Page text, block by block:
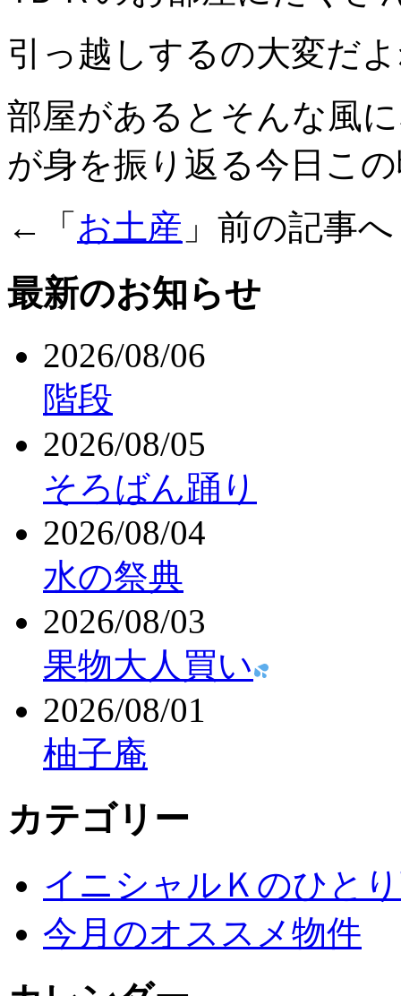
引っ越しするの大変だ
部屋があるとそんな風
が身を振り返る今日こ
←「 お土産 」前の記
最新のお知らせ
2026/08/06
階段
2026/08/05
そろばん踊り
2026/08/04
水の祭典
2026/08/03
果物大人買い
2026/08/01
柚子庵
カテゴリー
イニシャルＫのひと
今月のオススメ物件